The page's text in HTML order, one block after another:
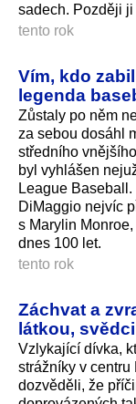
sadech. Později
tento rok
Vím, kdo
legenda
Zůstaly po něm
za sebou dosáhl
středního
byl vyhlášen
League
DiMaggio nejvíc
s Marylin
dnes 100 let.
tento rok
Záchvat a
látkou,
Vzlykající dívka,
strážníky v
dozvěděli, že